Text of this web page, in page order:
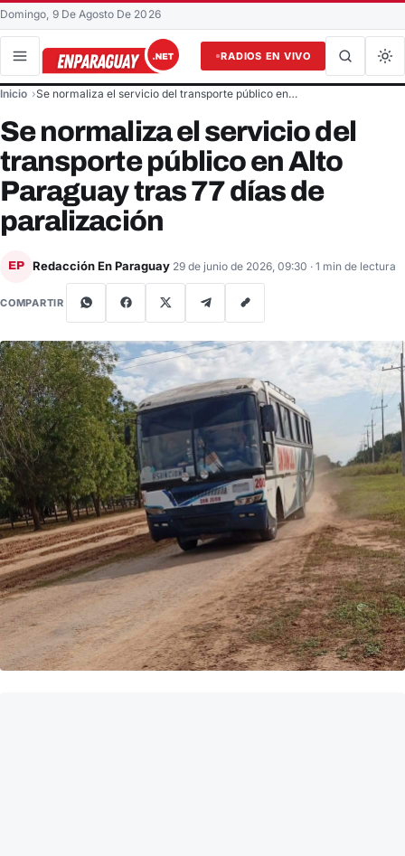
Domingo, 9 De Agosto De 2026
RADIOS EN VIVO
Buscar en el sitio
Inicio Se normaliza el servicio del transporte público en…
Se normaliza el servicio del
transporte público en Alto
Paraguay tras 77 días de
paralización
EP Redacción En Paraguay 29 de junio de 2026, 09:30 · 1 min de lectura
COMPARTIR